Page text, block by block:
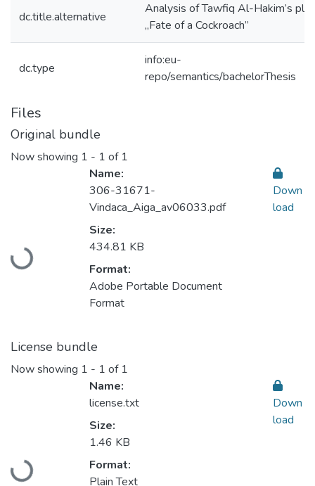
dc.title.alternative
Analysis of Tawfiq Al-Hakim’s play
„Fate of a Cockroach”
dc.type
info:eu-
repo/semantics/bachelorThesis
Files
Original bundle
Now showing 1 - 1 of 1
Loading...
Name:
306-31671-
Vindaca_Aiga_av06033.pdf
Size:
434.81 KB
Format:
Adobe Portable Document
Format
Down
load
License bundle
Now showing 1 - 1 of 1
Loading...
Name:
license.txt
Size:
1.46 KB
Format:
Plain Text
Down
load